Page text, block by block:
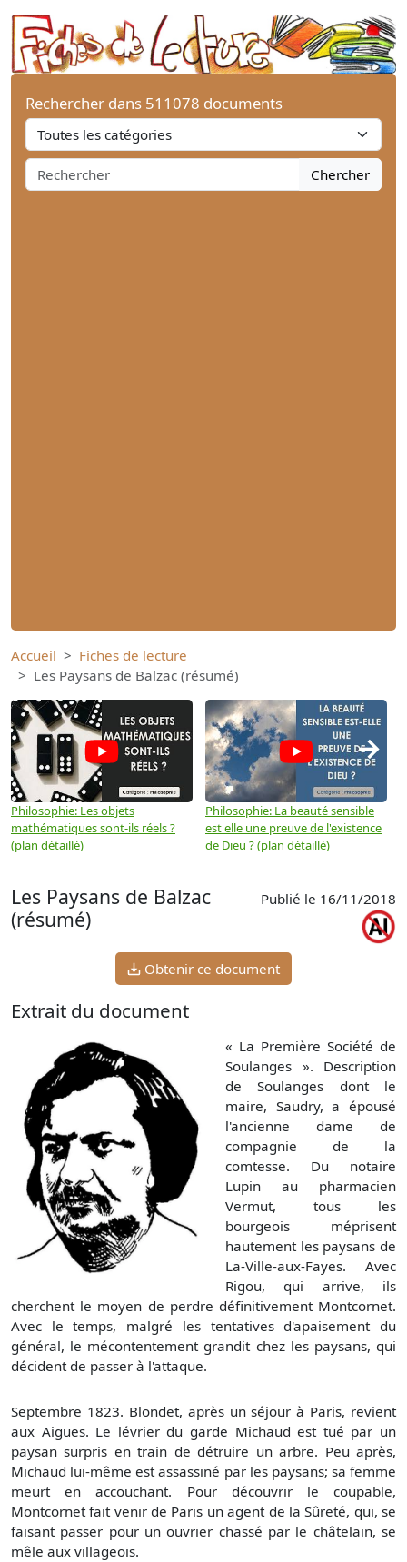
Rechercher dans 511078 documents
Chercher
Accueil
Fiches de lecture
Les Paysans de Balzac (résumé)
Philosophie: Les objets
mathématiques sont-ils réels ?
(plan détaillé)
Philosophie: La beauté sensible
est elle une preuve de l'existence
de Dieu ? (plan détaillé)
→
Les Paysans de Balzac
(résumé)
Publié le 16/11/2018
Obtenir ce document
Extrait du document
« La Première Société de
Soulanges ». Description
de Soulanges dont le
maire, Saudry, a épousé
l'ancienne dame de
compagnie de la
comtesse. Du notaire
Lupin au pharmacien
Vermut, tous les
bourgeois méprisent
hautement les paysans de
La-Ville-aux-Fayes. Avec
Rigou, qui arrive, ils
cherchent le moyen de perdre définitivement Montcornet.
Avec le temps, malgré les tentatives d'apaisement du
général, le mécontentement grandit chez les paysans, qui
décident de passer à l'attaque.
Septembre 1823. Blondet, après un séjour à Paris, revient
aux Aigues. Le lévrier du garde Michaud est tué par un
paysan surpris en train de détruire un arbre. Peu après,
Michaud lui-même est assassiné par les paysans; sa femme
meurt en accouchant. Pour découvrir le coupable,
Montcornet fait venir de Paris un agent de la Sûreté, qui, se
faisant passer pour un ouvrier chassé par le châtelain, se
mêle aux villageois.